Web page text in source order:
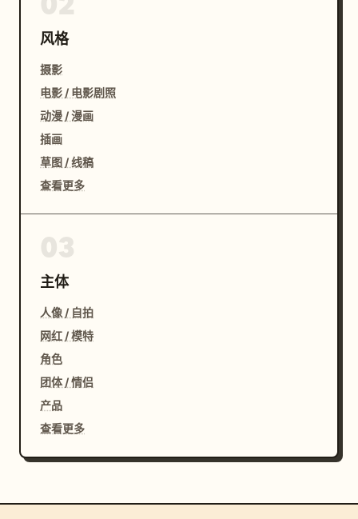
风格
摄影
电影 / 电影剧照
动漫 / 漫画
插画
草图 / 线稿
查看更多
主体
人像 / 自拍
网红 / 模特
角色
团体 / 情侣
产品
查看更多